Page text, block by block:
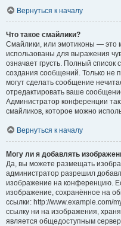
Вернуться к началу
Что такое смайлики?
Смайлики, или эмотиконы — это
использованы для выражения
означает грусть. Полный
создания сообщений. Только не
могут сделать сообщение
отредактировать ваше
Администратор конференции
смайликов, которое можно
Вернуться к началу
Могу ли я добавлять
Да, вы можете размещать
администратор разрешил
изображение на конференцию.
изображение, сохранённое на
ссылки: http://www.example.com/
ссылку ни на изображения,
является общедоступным